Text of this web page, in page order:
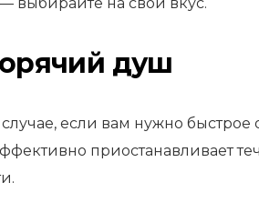
душ
если вам нужно быстрое
приостанавливает